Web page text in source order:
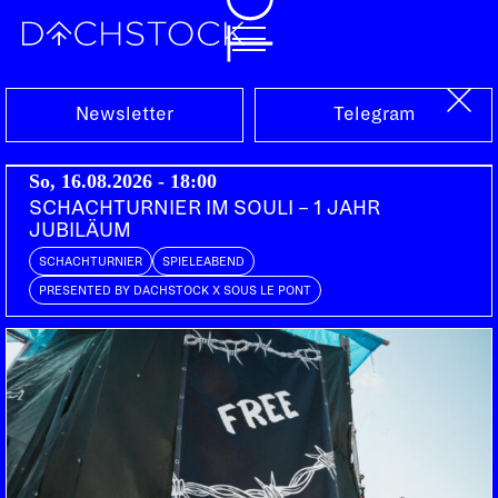
Fr, 02.09.2005
LE PEUPLE DE L'HERBE
HIGH TONE
FR
Newsletter Telegram
So, 16.08.2026 - 18:00
SCHACHTURNIER IM SOULI – 1 JAHR
JUBILÄUM
SCHACHTURNIER SPIELEABEND
PRESENTED BY DACHSTOCK X SOUS LE PONT